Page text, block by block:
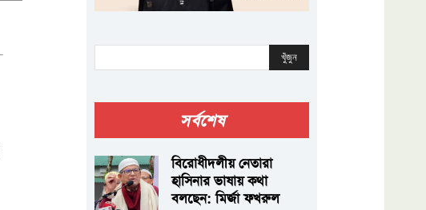
খুঁজুন
সর্বশেষ
বিরোধীদলীয় নেতারা
হাসিনার ভাষায় কথা
বলছেন: মির্জা ফখরুল